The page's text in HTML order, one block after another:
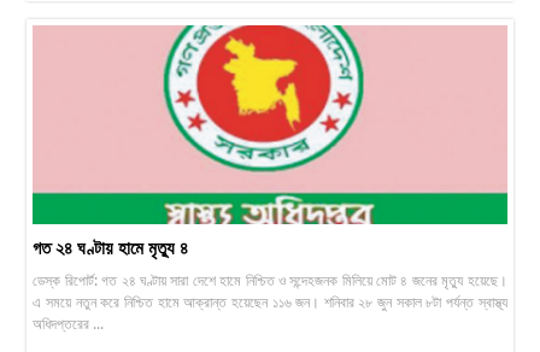
গত ২৪ ঘণ্টায় হামে মৃত্যু ৪
ডেস্ক রিপোর্ট: গত ২৪ ঘণ্টায় সারা দেশে হামে নিশ্চিত ও সন্দেহজনক মিলিয়ে মোট ৪ জনের মৃত্যু হয়েছে।
এ সময়ে নতুন করে নিশ্চিত হামে আক্রান্ত হয়েছেন ১১৬ জন। শনিবার ২৮ জুন সকাল ৮টা পর্যন্ত স্বাস্থ্য
অধিদপ্তরের ...